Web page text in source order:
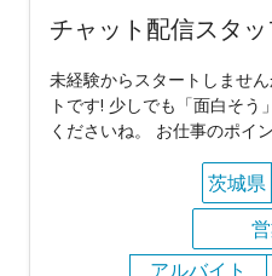
チャット配信スタッ
未経験からスタートしませ
トです! 少しでも「面白そ
くださいね。 お仕事のポイ
茨城県
アルバイト